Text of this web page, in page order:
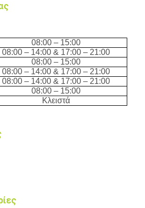
08:00 – 15:00
08:00 – 14:00 & 17:00 – 21:00
08:00 – 15:00
08:00 – 14:00 & 17:00 – 21:00
08:00 – 14:00 & 17:00 – 21:00
08:00 – 15:00
Κλειστά